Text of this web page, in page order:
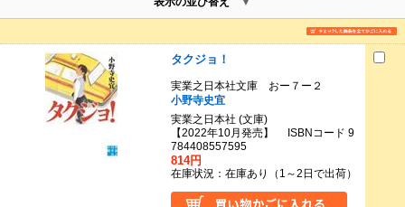
タクジョ！
実業之日本社文庫 おー７ー２
小野寺史宜
実業之日本社 (文庫)
【2022年10月発売】 ISBNコード 9
784408557595
814円
在庫状況：在庫あり（1～2日で出荷）